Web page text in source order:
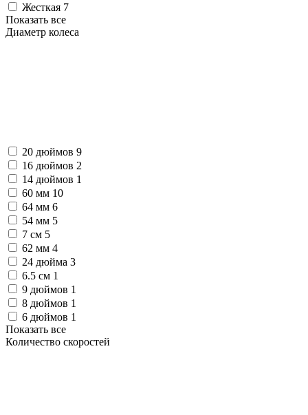
Жесткая 7
Показать все
Диаметр колеса
20 дюймов 9
16 дюймов 2
14 дюймов 1
60 мм 10
64 мм 6
54 мм 5
7 см 5
62 мм 4
24 дюйма 3
6.5 см 1
9 дюймов 1
8 дюймов 1
6 дюймов 1
Показать все
Количество скоростей